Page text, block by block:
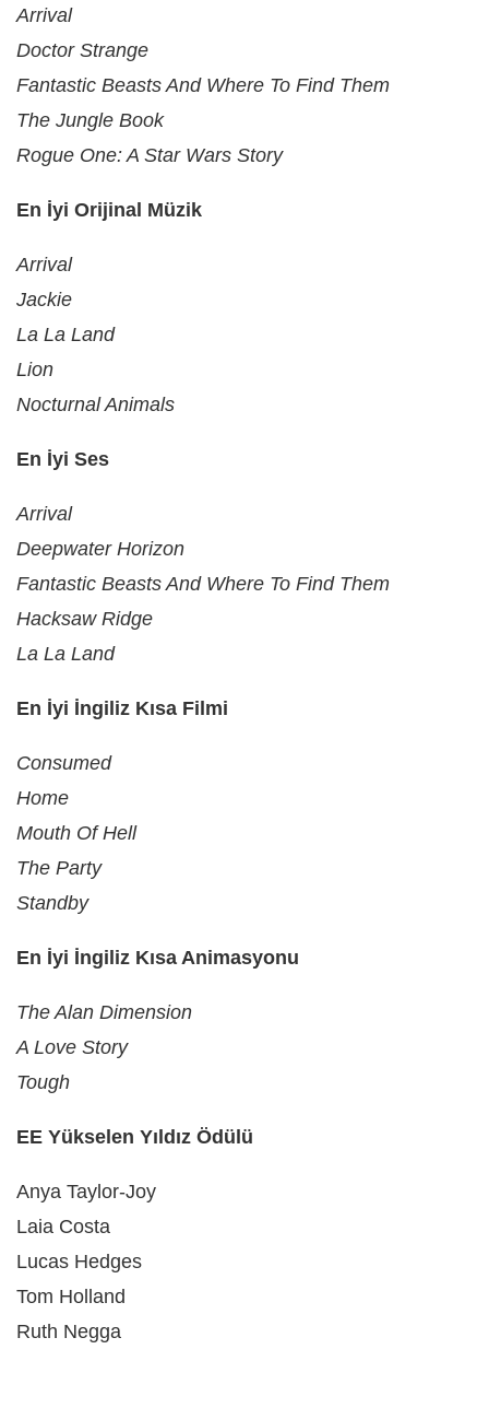
Arrival
Doctor Strange
Fantastic Beasts And Where To Find Them
The Jungle Book
Rogue One: A Star Wars Story
En İyi Orijinal Müzik
Arrival
Jackie
La La Land
Lion
Nocturnal Animals
En İyi Ses
Arrival
Deepwater Horizon
Fantastic Beasts And Where To Find Them
Hacksaw Ridge
La La Land
En İyi İngiliz Kısa Filmi
Consumed
Home
Mouth Of Hell
The Party
Standby
En İyi İngiliz Kısa Animasyonu
The Alan Dimension
A Love Story
Tough
EE Yükselen Yıldız Ödülü
Anya Taylor-Joy
Laia Costa
Lucas Hedges
Tom Holland
Ruth Negga